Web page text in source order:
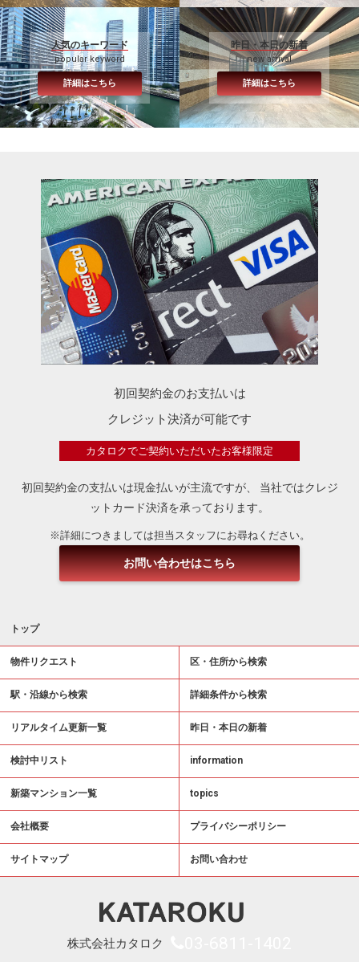
人気のキーワード
popular keyword
詳細はこちら
昨日・本日の新着
new arrival
詳細はこちら
初回契約金のお支払いは
クレジット決済が可能です
カタロクでご契約いただいたお客様限定
初回契約金の支払いは現金払いが主流ですが、
当社ではクレジ
ットカード決済を承っております。
※詳細につきましては担当スタッフにお尋ねください。
お問い合わせはこちら
トップ
物件リクエスト 区・住所から検索
駅・沿線から検索 詳細条件から検索
リアルタイム更新一覧 昨日・本日の新着
検討中リスト information
新築マンション一覧 topics
会社概要 プライバシーポリシー
サイトマップ お問い合わせ
株式会社カタロク